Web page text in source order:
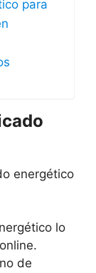
para
energético
lo
de